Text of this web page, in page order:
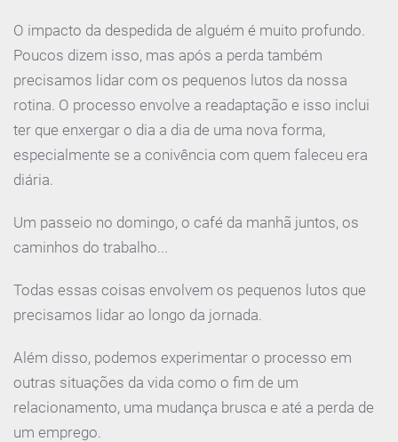
O impacto da despedida de alguém é muito profundo.
Poucos dizem isso, mas após a perda também
precisamos lidar com os pequenos lutos da nossa
rotina. O processo envolve a readaptação e isso inclui
ter que enxergar o dia a dia de uma nova forma,
especialmente se a conivência com quem faleceu era
diária.
Um passeio no domingo, o café da manhã juntos, os
caminhos do trabalho...
Todas essas coisas envolvem os pequenos lutos que
precisamos lidar ao longo da jornada.
Além disso, podemos experimentar o processo em
outras situações da vida como o fim de um
relacionamento, uma mudança brusca e até a perda de
um emprego.